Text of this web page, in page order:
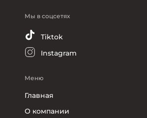
Мы в соцсетях
Tiktok
Instagram
Меню
Главная
О компании